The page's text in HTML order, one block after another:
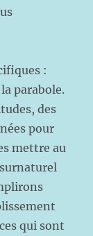
:
parabole.
des
pour
mettre au
qui sont